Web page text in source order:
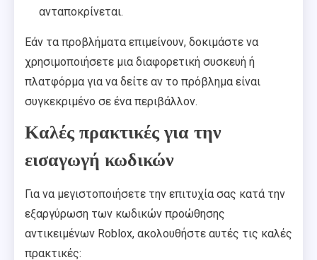
ανταποκρίνεται.
Εάν τα προβλήματα επιμείνουν, δοκιμάστε να
χρησιμοποιήσετε μια διαφορετική συσκευή ή
πλατφόρμα για να δείτε αν το πρόβλημα είναι
συγκεκριμένο σε ένα περιβάλλον.
Καλές πρακτικές για την
εισαγωγή κωδικών
Για να μεγιστοποιήσετε την επιτυχία σας κατά την
εξαργύρωση των κωδικών προώθησης
αντικειμένων Roblox, ακολουθήστε αυτές τις καλές
πρακτικές: